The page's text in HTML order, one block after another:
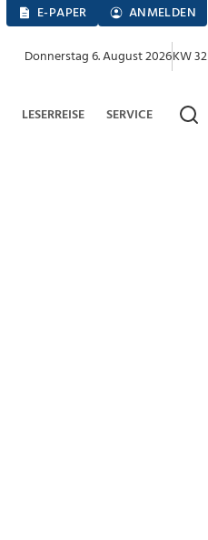
E-PAPER ANMELDEN
Donnerstag 6. August 2026KW 32
LESERREISE SERVICE